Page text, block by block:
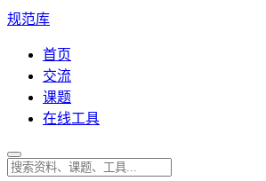
规范库
首页
交流
课题
在线工具